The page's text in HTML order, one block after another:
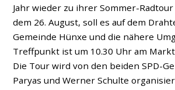
Jahr wieder zu ihrer Sommer-Radtour
dem 26. August, soll es auf dem
Gemeinde Hünxe und die nähere
Treffpunkt ist um 10.30 Uhr am
Die Tour wird von den beiden SPD-
Paryas und Werner Schulte